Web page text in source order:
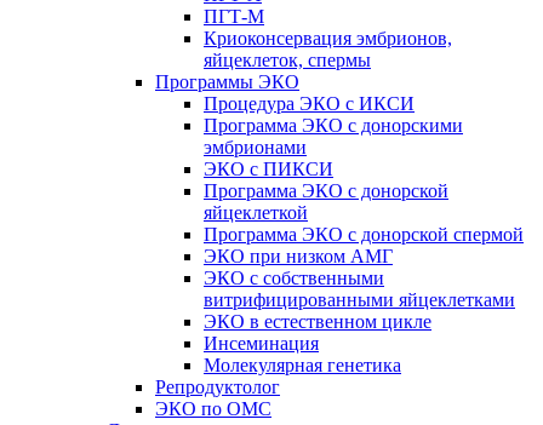
ПГТ-М
Криоконсервация эмбрионов,
яйцеклеток, спермы
Программы ЭКО
Процедура ЭКО с ИКСИ
Программа ЭКО с донорскими
эмбрионами
ЭКО с ПИКСИ
Программа ЭКО с донорской
яйцеклеткой
Программа ЭКО с донорской спермой
ЭКО при низком АМГ
ЭКО с собственными
витрифицированными яйцеклетками
ЭКО в естественном цикле
Инсеминация
Молекулярная генетика
Репродуктолог
ЭКО по ОМС